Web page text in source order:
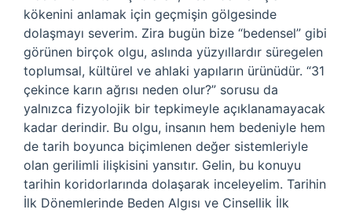
kökenini anlamak için geçmişin gölgesinde
dolaşmayı severim. Zira bugün bize “bedensel” gibi
görünen birçok olgu, aslında yüzyıllardır süregelen
toplumsal, kültürel ve ahlaki yapıların ürünüdür. “31
çekince karın ağrısı neden olur?” sorusu da
yalnızca fizyolojik bir tepkimeyle açıklanamayacak
kadar derindir. Bu olgu, insanın hem bedeniyle hem
de tarih boyunca biçimlenen değer sistemleriyle
olan gerilimli ilişkisini yansıtır. Gelin, bu konuyu
tarihin koridorlarında dolaşarak inceleyelim. Tarihin
İlk Dönemlerinde Beden Algısı ve Cinsellik İlk